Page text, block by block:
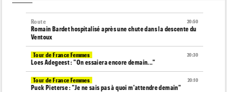
20:50
Route
Romain Bardet hospitalisé après une chute dans la descente du
Ventoux
20:30
Tour de France Femmes
Loes Adegeest : "On essaiera encore demain..."
20:10
Tour de France Femmes
Puck Pieterse : "Je ne sais pas à quoi m'attendre demain"